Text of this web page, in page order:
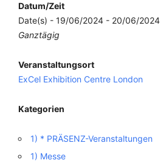
Datum/Zeit
Date(s) - 19/06/2024 - 20/06/2024
Ganztägig
Veranstaltungsort
ExCel Exhibition Centre London
Kategorien
1) * PRÄSENZ-Veranstaltungen
1) Messe